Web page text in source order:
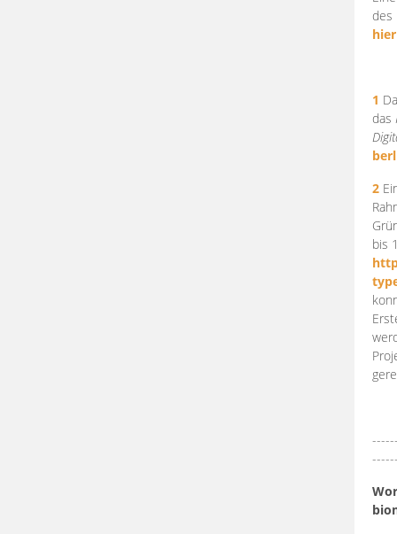
des
hier
1
das
2
bis